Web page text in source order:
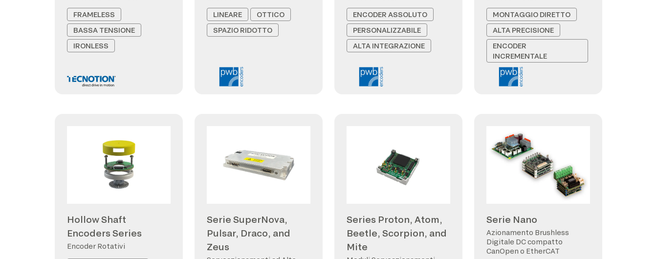
FRAMELESS
BASSA TENSIONE
IRONLESS
LINEARE
OTTICO
SPAZIO RIDOTTO
ENCODER ASSOLUTO
PERSONALIZZABILE
ALTA INTEGRAZIONE
MONTAGGIO DIRETTO
ALTA PRECISIONE
ENCODER
INCREMENTALE
Hollow Shaft
Encoders Series
Encoder Rotativi
Serie SuperNova,
Pulsar, Draco, and
Zeus
Series Proton, Atom,
Beetle, Scorpion, and
Mite
Serie Nano
Azionamento Brushless
Digitale DC compatto
CanOpen o EtherCAT